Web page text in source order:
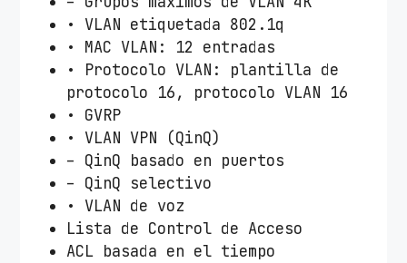
• VLAN etiquetada 802.1q
• MAC VLAN: 12 entradas
• Protocolo VLAN: plantilla de
protocolo 16, protocolo VLAN 16
• GVRP
• VLAN VPN (QinQ)
– QinQ basado en puertos
– QinQ selectivo
• VLAN de voz
Lista de Control de Acceso
ACL basada en el tiempo